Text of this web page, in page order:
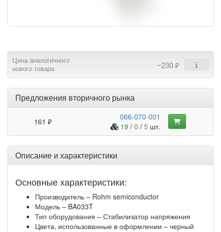
Цена аналогичного
нового товара
~230 ₽
Предложения вторичного рынка
161 ₽
066-070-001
19 / 0 / 5 шт.
Описание и характеристики
Основные характеристики:
Производитель – Rohm semiconductor
Модель – BA033T
Тип оборудования – Стабилизатор напряжения
Цвета, использованные в оформлении – черный